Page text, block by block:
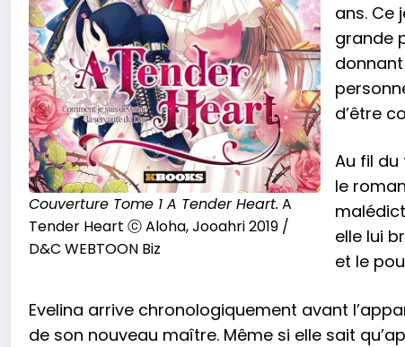
Couverture Tome 1 A Tender Heart. A
Tender Heart ⓒ Aloha, Jooahri 2019 /
D&C WEBTOON Biz
ans. Ce
grande
d’être
Au fil du
le
elle lui
et le
Evelina arrive chronologiquement avant
de son nouveau maître. Même si elle sait